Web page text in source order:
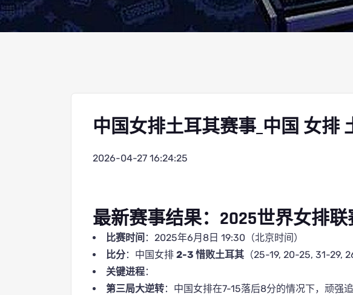
中国女排土耳其赛事_中国 女排
2026-04-27 16:24:25
最新赛事结果：2025世界女排
比赛时间 ：2025年6月8日 19:30（北京时间）
比分：中国女排 2-3 惜败土耳其 （25-19, 20-25, 31-29,
关键进程：
第三局大逆转：中国女排在7-15落后8分的情况下，顽强